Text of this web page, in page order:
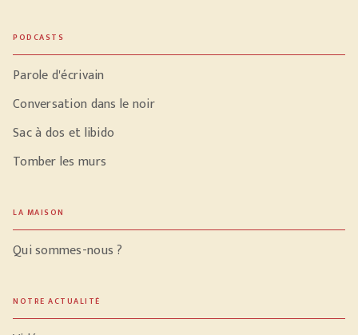
PODCASTS
Parole d'écrivain
Conversation dans le noir
Sac à dos et libido
Tomber les murs
LA MAISON
Qui sommes-nous ?
NOTRE ACTUALITÉ